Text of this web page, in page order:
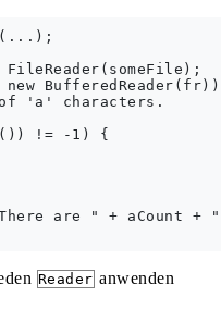
BufferedReader(fr))
'a' characters.
!= -1) {
are " + aCount +
Reader anwenden